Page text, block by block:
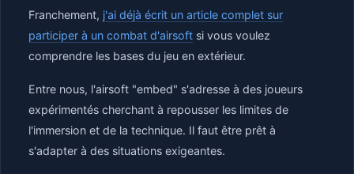
Franchement, j'ai déjà écrit un article complet sur
participer à un combat d'airsoft si vous voulez
comprendre les bases du jeu en extérieur.
Entre nous, l'airsoft "embed" s'adresse à des joueurs
expérimentés cherchant à repousser les limites de
l'immersion et de la technique. Il faut être prêt à
s'adapter à des situations exigeantes.